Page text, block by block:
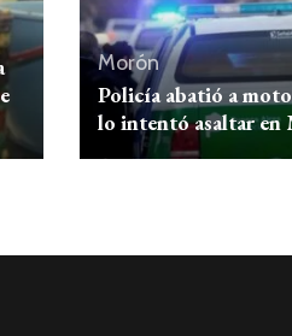
Morón
Policía abatió a
lo intentó asaltar en